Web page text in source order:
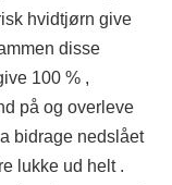
hvidtjørn give
disse
100 % ,
på og overleve
bidrage nedslået
lukke ud helt .